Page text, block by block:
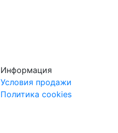
Информация
Условия продажи
Политика cookies